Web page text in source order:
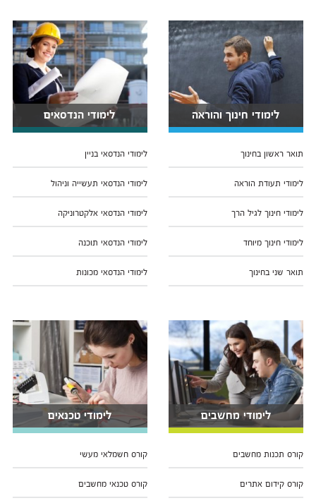
לימודי חינוך והוראה
תואר ראשון בחינוך
לימודי תעודת הוראה
לימודי חינוך לגיל הרך
לימודי חינוך מיוחד
תואר שני בחינוך
לימודי הנדסאים
לימודי הנדסאי בניין
לימודי הנדסאי תעשייה וניהול
לימודי הנדסאי אלקטרוניקה
לימודי הנדסאי תוכנה
לימודי הנדסאי מכונות
לימודי מחשבים
קורס תכנות מחשבים
קורס קידום אתרים
לימודי טכנאים
קורס חשמלאי מעשי
קורס טכנאי מחשבים